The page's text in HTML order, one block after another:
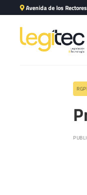
Avenida de los